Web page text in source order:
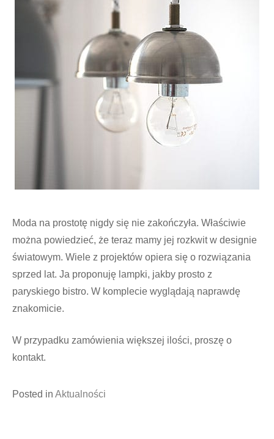
Moda na prostotę nigdy się nie zakończyła. Właściwie
można powiedzieć, że teraz mamy jej rozkwit w designie
światowym. Wiele z projektów opiera się o rozwiązania
sprzed lat. Ja proponuję lampki, jakby prosto z
paryskiego bistro. W komplecie wyglądają naprawdę
znakomicie.
W przypadku zamówienia większej ilości, proszę o
kontakt.
Posted in Aktualności